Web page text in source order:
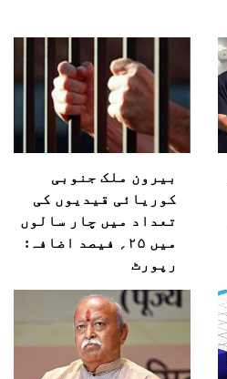
بیرون ملک جنوبی
کوریائی قیدیوں کی
تعداد میں چار سالوں
میں ۲۵؍ فیصد اضافہ:
رپورٹ